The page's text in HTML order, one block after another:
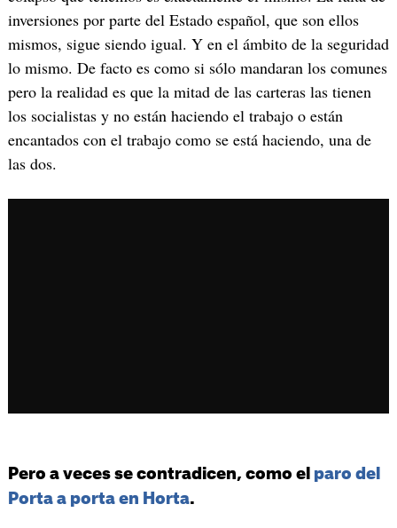
inversiones por parte del Estado español, que son ellos
mismos, sigue siendo igual. Y en el ámbito de la seguridad
lo mismo. De facto es como si sólo mandaran los comunes
pero la realidad es que la mitad de las carteras las tienen
los socialistas y no están haciendo el trabajo o están
encantados con el trabajo como se está haciendo, una de
las dos.
Pero a veces se contradicen, como el paro del
Porta a porta en Horta.